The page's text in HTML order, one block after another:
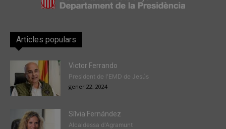
Articles populars
Victor Ferrando
President de l'EMD de Jesús
gener 22, 2024
Sílvia Fernández
Alcaldessa d'Agramunt